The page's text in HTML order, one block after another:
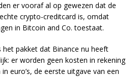
er vooraf al op gewezen dat de
crypto-creditcard is, omdat
in Bitcoin and Co. toestaat.
het pakket dat Binance nu heeft
er worden geen kosten in rekening
euro’s, de eerste uitgave van een